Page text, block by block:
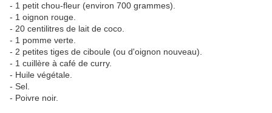
- 1 petit chou-fleur (environ 700 grammes).
- 1 oignon rouge.
- 20 centilitres de lait de coco.
- 1 pomme verte.
- 2 petites tiges de ciboule (ou d'oignon nouveau).
- 1 cuillère à café de curry.
- Huile végétale.
- Sel.
- Poivre noir.